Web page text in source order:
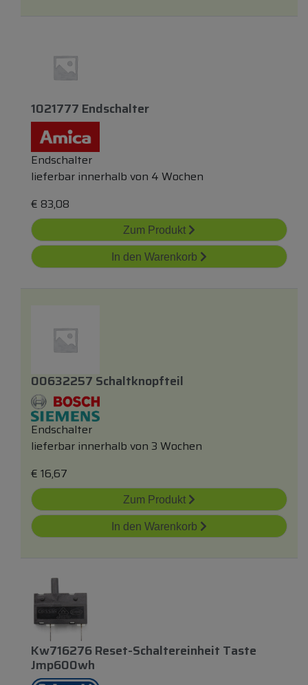
1021777 Endschalter
Endschalter
lieferbar innerhalb von 4 Wochen
€ 83,08
Zum Produkt
In den Warenkorb
00632257 Schaltknopfteil
Endschalter
lieferbar innerhalb von 3 Wochen
€ 16,67
Zum Produkt
In den Warenkorb
Kw716276 Reset-Schaltereinheit Taste
Jmp600wh